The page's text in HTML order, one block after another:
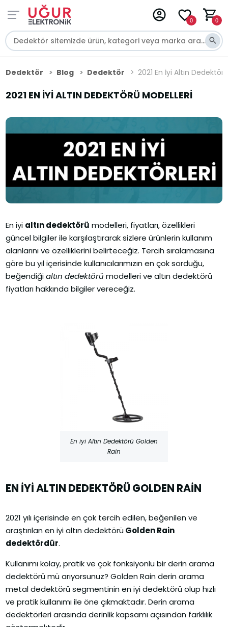
0 0
Dedektör Blog Dedektör 2021 En İyi Altın
2021 EN İYI ALTIN DEDEKTÖRÜ MODELLERI
En iyi altın dedektörü modelleri, fiyatları, özellikleri
güncel bilgiler ile karşılaştırarak sizlere ürünlerin kullanım
alanlarını ve özelliklerini belirteceğiz. Tercih sıralamasına
göre bu yıl içerisinde kullanıcılarımızın en çok sorduğu,
beğendiğialtın dedektörü modelleri ve altın dedektörü
fiyatları hakkında bilgiler vereceğiz.
En iyi Altın Dedektörü Golden
Rain
EN İYİ ALTIN DEDEKTÖRÜ GOLDEN RAİN
2021 yılı içerisinde en çok tercih edilen, beğenilen ve
araştırılan en iyi altın dedektörüGolden Rain
dedektördür.
Kullanımı kolay, pratik ve çok fonksiyonlu bir derin arama
dedektörü mü arıyorsunuz? Golden Rain derin arama
metal dedektörü segmentinin en iyi dedektörü olup hızlı
ve pratik kullanımı ile öne çıkmaktadır. Derin arama
dedektörleri arasında derinlik kapsamı açısından farklılık